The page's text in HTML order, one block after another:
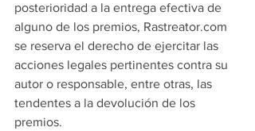
posterioridad a la entrega efectiva de
alguno de los premios, Rastreator.com
se reserva el derecho de ejercitar las
acciones legales pertinentes contra su
autor o responsable, entre otras, las
tendentes a la devolución de los
premios.